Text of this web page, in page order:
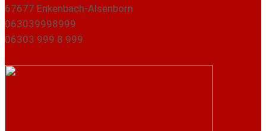
67677 Enkenbach-Alsenborn
063039998999
06303 999 8 999